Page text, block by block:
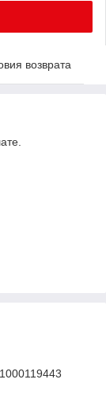
возврата